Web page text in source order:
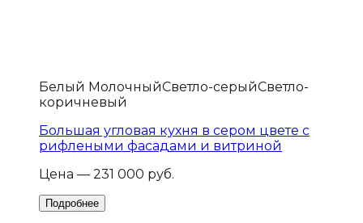
Белый МолочныйСветло-серыйСветло-
коричневый
Большая угловая кухня в сером цвете с
рифлеными фасадами и витриной
Цена — 231 000 руб.